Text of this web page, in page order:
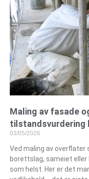
Maling av fasade
tilstandsvurdering
03/05/2026
Ved maling av overflater
borettslag, sameiet eller
som helst. Her er det